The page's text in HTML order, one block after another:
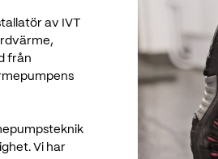
av IVT
från
Vi har